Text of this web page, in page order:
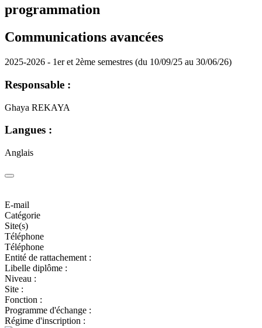
programmation
Communications avancées
2025-2026 - 1er et 2ème semestres (du 10/09/25 au 30/06/26)
Responsable :
Ghaya REKAYA
Langues :
Anglais
E-mail
Catégorie
Site(s)
Téléphone
Téléphone
Entité de rattachement :
Libelle diplôme :
Niveau :
Site :
Fonction :
Programme d'échange :
Régime d'inscription :